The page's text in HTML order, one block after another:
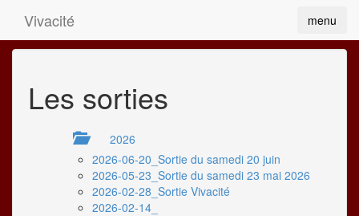
menu
Vivacité
Les sorties
2026
2026-06-20_Sortie du samedi 20 juin
2026-05-23_Sortie du samedi 23 mai 2026
2026-02-28_Sortie Vivacité
2026-02-14_